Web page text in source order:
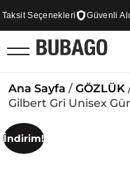
Seçenekleri Güvenli
Ana Sayfa / GÖZLÜK
Gilbert Gri Unisex
İndirim!